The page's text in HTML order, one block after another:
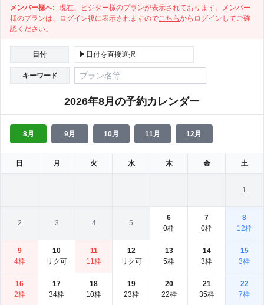
メンバー様へ:
現在、ビジター様のプランが表示されております。メンバー
様のプランは、ログイン後に表示されますのでこちらからログインしてご確
認ください。
日付 ▶日付を直接選択
キーワード
2026年8月の予約カレンダー
8月 9月 10月 11月 12月
日 月 火 水 木 金 土
1
2 3 4 5
6
0枠
7
0枠
8
12枠
9
4枠
10
リク可
11
11枠
12
リク可
13
5枠
14
3枠
15
3枠
16
2枠
17
34枠
18
10枠
19
23枠
20
22枠
21
35枠
22
7枠